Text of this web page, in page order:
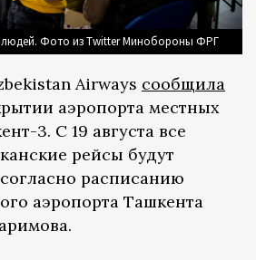
людей. Фото из Twitter Минобороны ФРГ
Airways сообщила
аэропорта местных
3. С 19 августа все
рейсы будут
расписанию
аэропорта Ташкента